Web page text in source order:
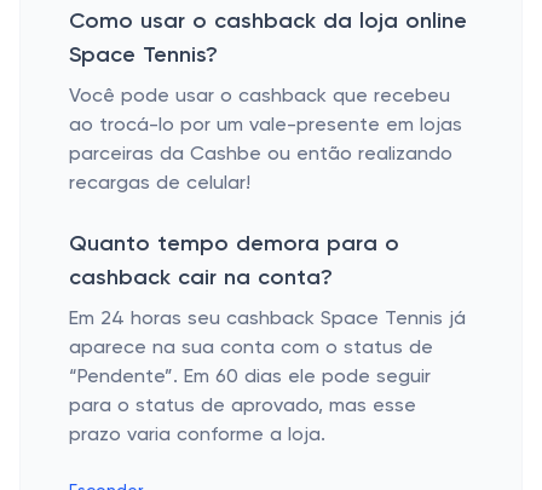
Como usar o cashback da loja online
Space Tennis?
Você pode usar o cashback que recebeu
ao trocá-lo por um vale-presente em lojas
parceiras da Cashbe ou então realizando
recargas de celular!
Quanto tempo demora para o
cashback cair na conta?
Em 24 horas seu cashback Space Tennis já
aparece na sua conta com o status de
“Pendente”. Em 60 dias ele pode seguir
para o status de aprovado, mas esse
prazo varia conforme a loja.